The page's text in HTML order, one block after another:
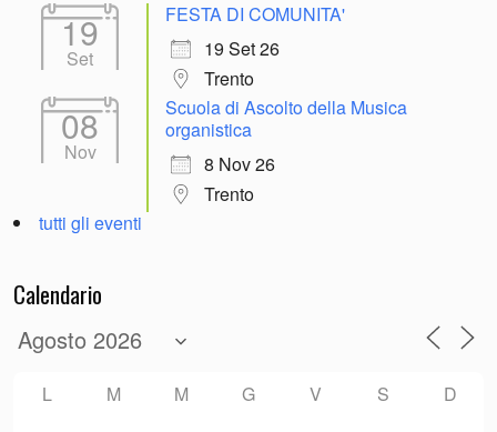
19
Set
FESTA DI COMUNITA'
19 Set 26
Trento
08
Nov
Scuola di Ascolto della Musica
organistica
8 Nov 26
Trento
tutti gli eventi
Calendario
L M M G V S D